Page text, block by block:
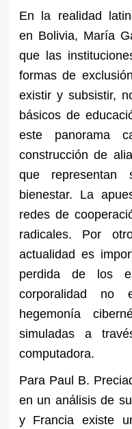
En la realidad
en Bolivia, María
que las
formas de
existir y subsistir,
básicos de
este panorama
construcción de
que representan
bienestar. La
redes de
radicales. Por
actualidad es
perdida de los
corporalidad no
hegemonía
simuladas a
computadora.
Para Paul B.
en un análisis de
y Francia existe